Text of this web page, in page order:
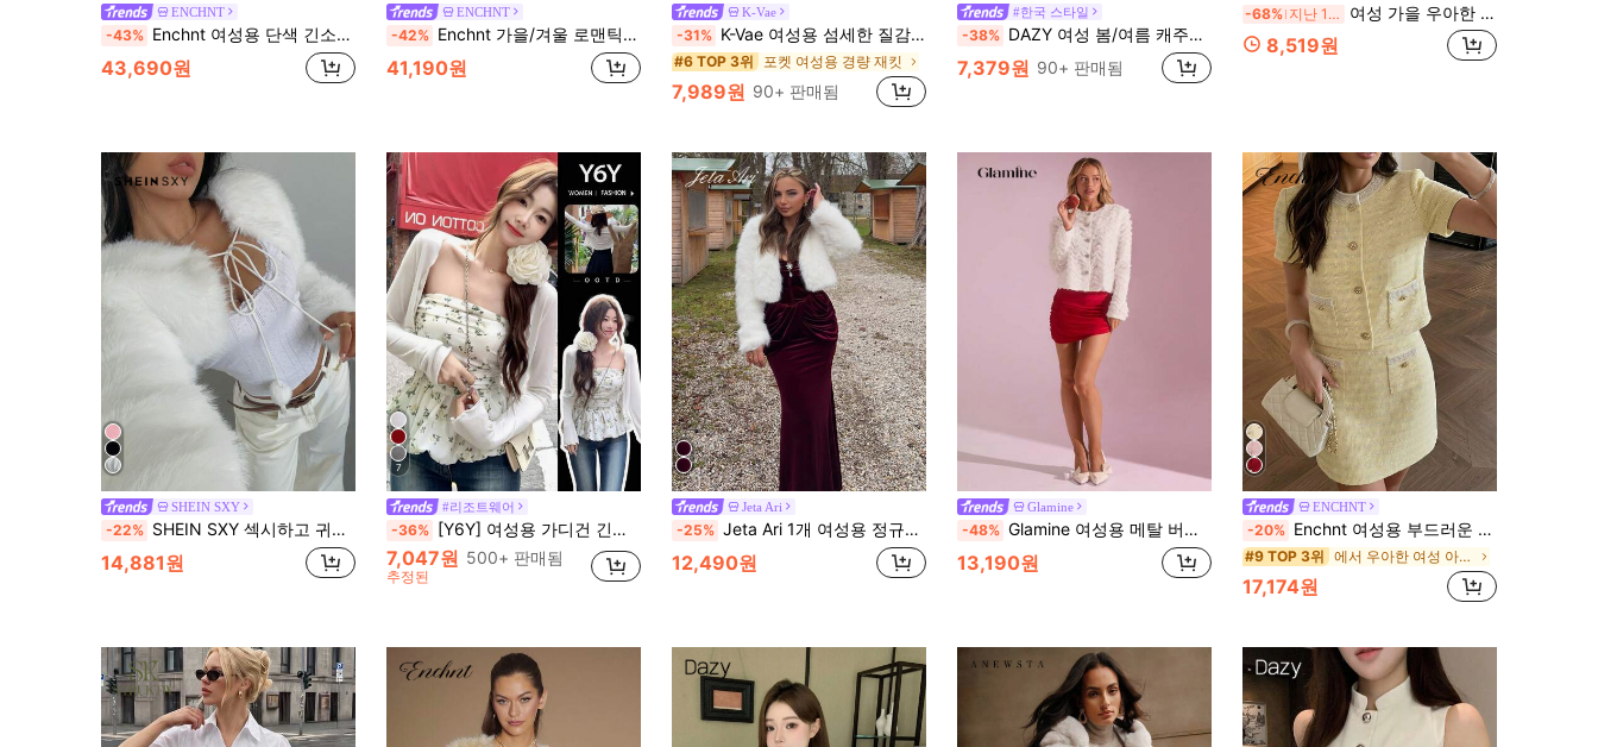
ENCHNT
-43% Enchnt 여성용 단색 긴소매 스팽글 인조 모피 재킷
43,690원
ENCHNT
-42% Enchnt 가을/겨울 로맨틱 여성용 화이트 트위드 패치워크 인조 진주 버튼 긴소매 인조 모피 코트, 시크 & 엘레강스 & 패셔너블 파티 & 데이트 & 휴일 & 졸업 & 외출 & 할로윈 & 크리스마스, 가을, 새해
41,190원
K-Vae
-31% K-Vae 여성용 섬세한 질감의 가벼운 시스루 가디건, 여름용 짧은 진주 버튼 숄더
#6 TOP 3위 포켓 여성용 경량 재킷
7,989원 90+ 판매됨
#한국 스타일
-38% DAZY 여성 봄/여름 캐주얼 솔리드 컬러 크롭 경량 재킷, 가을 의류
7,379원 90+ 판매됨
-68% 지난 11 시간 여성 가을 우아한 캐주얼 화이트 세로 스트라이프 스탠드 칼라 싱글 버튼 긴팔 블레이저 오피스 외출 휴가
8,519원
SHEIN SXY
-22% SHEIN SXY 섹시하고 귀여운 화이트 크리스마스 플러피 숄 가운 가을/겨울용
14,881원
7
#리조트웨어
-36% [Y6Y] 여성용 가디건 긴팔 니트 크롭 재킷, 가볍고 신축성 좋음, 캐미솔과 레이어드하기 좋음 휴가 화이트
7,047원 500+ 판매됨
추정된
Jeta Ari
-25% Jeta Ari 1개 여성용 정규핏 솔리드 컬러 니트 플러시 소재 오픈프런트 긴팔 짧은 자켓, 휴가용 의류
12,490원
Glamine
-48% Glamine 여성용 메탈 버튼 화이트 경량 재킷, 가을/겨울
13,190원
ENCHNT
-20% Enchnt 여성용 부드러운 스팽글 포켓 인조 진주 장식 버튼 재킷
#9 TOP 3위 에서 우아한 여성 아우터웨어
17,174원